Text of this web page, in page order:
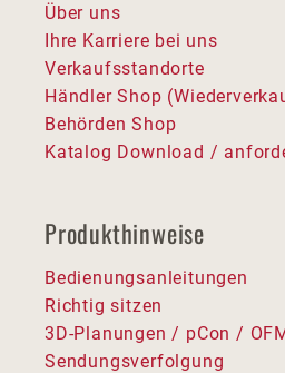
Über uns
Ihre Karriere bei uns
Verkaufsstandorte
Händler Shop
Behörden Shop
Katalog Download /
Produkthinweise
Bedienungsanleitungen
Richtig sitzen
3D-Planungen / pCon /
Sendungsverfolgung